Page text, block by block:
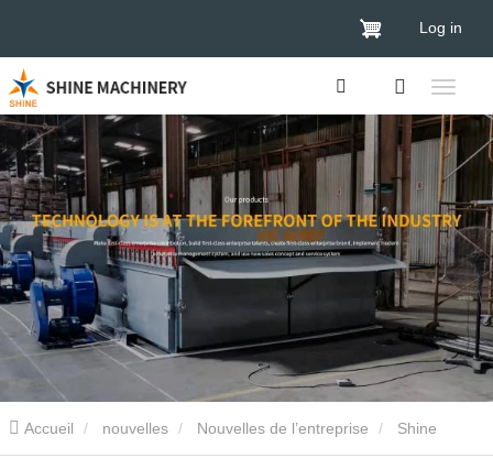
Log in
Accueil nouvelles Nouvelles de l’entreprise